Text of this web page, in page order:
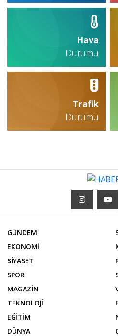
Hava
Durumu
Trafik
Durumu
GÜNDEM
EKONOMİ
SİYASET
SPOR
MAGAZİN
TEKNOLOJİ
EĞİTİM
DÜNYA